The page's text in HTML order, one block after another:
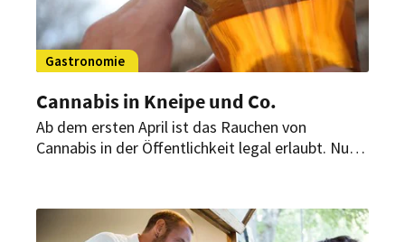
Gastronomie
Cannabis in Kneipe und Co.
Ab dem ersten April ist das Rauchen von
Cannabis in der Öffentlichkeit legal erlaubt. Nun
sollen.